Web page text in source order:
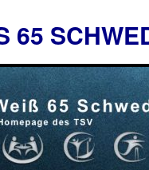
65